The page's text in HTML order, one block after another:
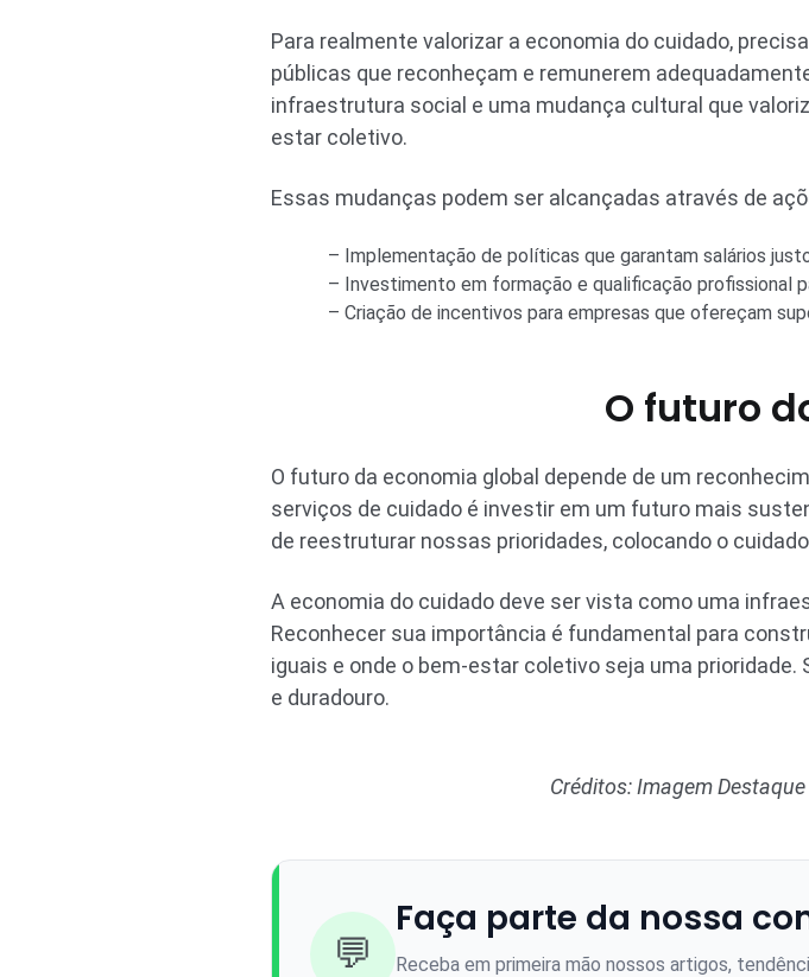
Para realmente valorizar a economia do cuidado,
públicas que reconheçam e remunerem
infraestrutura social e uma mudança cultural que
estar coletivo.
Essas mudanças podem ser alcançadas através de
– Implementação de políticas que garantam salários
– Investimento em formação e qualificação profissional
– Criação de incentivos para empresas que ofereçam
O futuro
O futuro da economia global depende de um
serviços de cuidado é investir em um futuro mais
de reestruturar nossas prioridades, colocando o
A economia do cuidado deve ser vista como uma
Reconhecer sua importância é fundamental para
iguais e onde o bem-estar coletivo seja uma
e duradouro.
Créditos: Imagem
💬
Faça parte da nossa
Receba em primeira mão nossos artigos,